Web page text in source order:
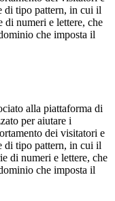
di tipo pattern, in cui il
di numeri e lettere, che
che imposta il
alla piattaforma di
per aiutare i
dei visitatori e
di tipo pattern, in cui il
di numeri e lettere, che
che imposta il